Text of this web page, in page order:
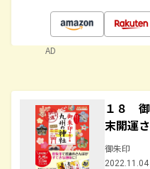
AD
１８
末開運
御朱印
2022.11.04